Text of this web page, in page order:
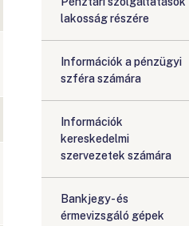
lakosság részére
Információk a pénzügyi
szféra számára
Információk
kereskedelmi
szervezetek számára
Bankjegy- és
érmevizsgáló gépek